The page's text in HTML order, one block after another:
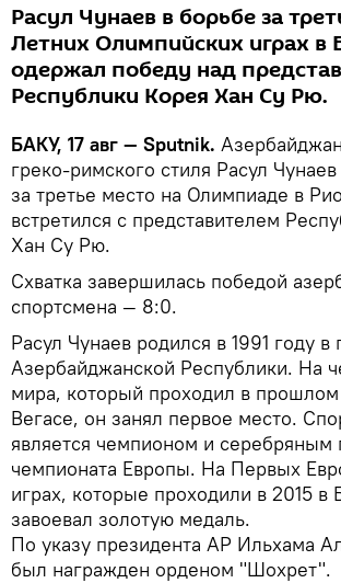
Расул Чунаев в борьбе за
Летних Олимпийских играх в
одержал победу над
Республики Корея Хан Су Рю.
БАКУ, 17 авг — Sputnik.
греко-римского стиля Расул
за третье место на Олимпиаде в
встретился с представителем
Хан Су Рю.
Схватка завершилась победой
спортсмена — 8:0.
Расул Чунаев родился в 1991 году в
Азербайджанской Республики. На
мира, который проходил в
Вегасе, он занял первое место.
является чемпионом и серебряным
чемпионата Европы. На Первых
играх, которые проходили в 2015 в
завоевал золотую медаль.
По указу президента АР Ильхама
был награжден орденом "Шохрет".